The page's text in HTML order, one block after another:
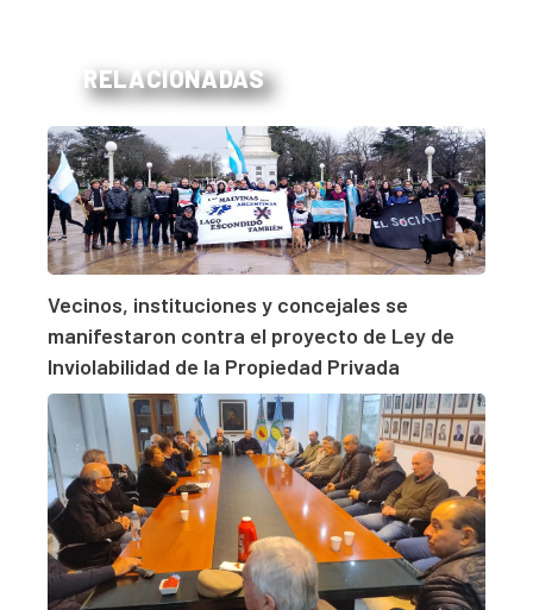
RELACIONADAS
Vecinos, instituciones y concejales se
manifestaron contra el proyecto de Ley de
Inviolabilidad de la Propiedad Privada